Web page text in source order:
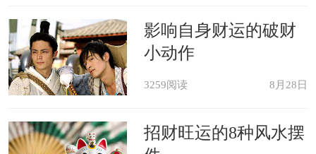
感淡漠，或者是生活让你感觉冷漠，甚
至连朋友和家人也无法让你感到亲切温
暖。
梦见市长的案例分析
影响自身财运的破财
小动作
3259阅读 8月28日
招财旺运的8种风水摆